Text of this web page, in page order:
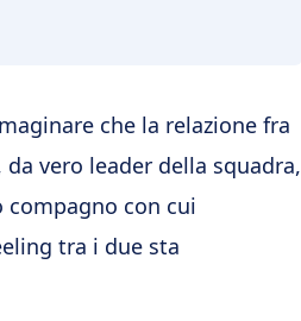
che la relazione fra
da vero leader della squadra,
compagno con cui
tra i due sta